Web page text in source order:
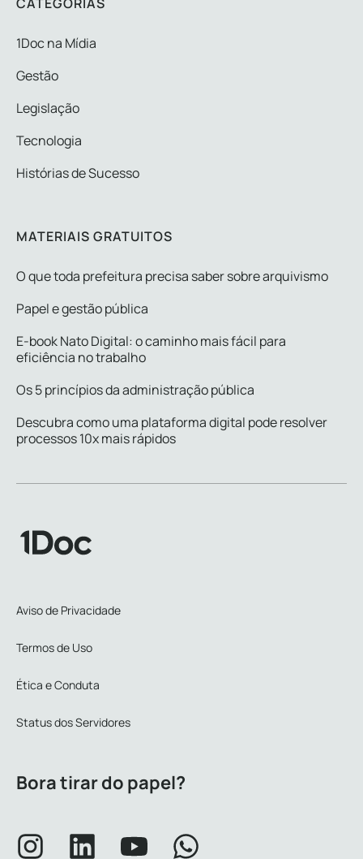
1Doc na Mídia
Gestão
Legislação
Tecnologia
Histórias de Sucesso
MATERIAIS GRATUITOS
O que toda prefeitura precisa saber sobre arquivismo
Papel e gestão pública
E-book Nato Digital: o caminho mais fácil para
eficiência no trabalho
Os 5 princípios da administração pública
Descubra como uma plataforma digital pode resolver
processos 10x mais rápidos
Aviso de Privacidade
Termos de Uso
Ética e Conduta
Status dos Servidores
Bora tirar do papel?